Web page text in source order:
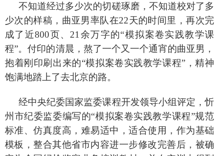
不知道经过多少次的切磋琢磨，不知道校对了多
少次的样稿，曲亚男率队在22天的时间里，再次完
成了近800页、21余万字的“模拟案卷实践教学课
程”。付印的清晨，熬了一个又一个通宵的曲亚男，
抱着刚印刷出来的“模拟案卷实践教学课程”，精神
饱满地踏上了去北京的路。
经中央纪委国家监委课程开发领导小组评定，忻
州市纪委监委编写的“模拟案卷实践教学课程”规范
标准、仿真度高，难易适中，适合使用，作为基础
模板，整合其他省市内容进一步修改完善后，被确